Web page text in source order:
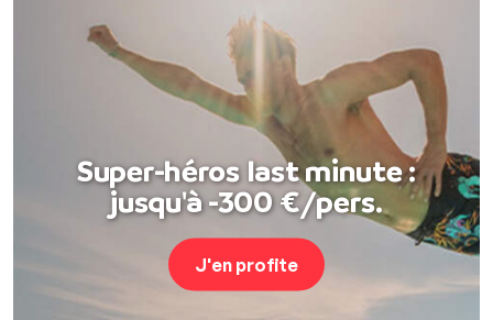
Super-héros last minute :
jusqu'à -300 €/pers.
J'en profite